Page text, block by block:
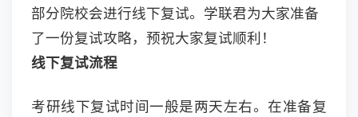
部分院校会进行线下复试。学联君为大家准备
了一份复试攻略，预祝大家复试顺利！
线下复试流程
考研线下复试时间一般是两天左右。在准备复